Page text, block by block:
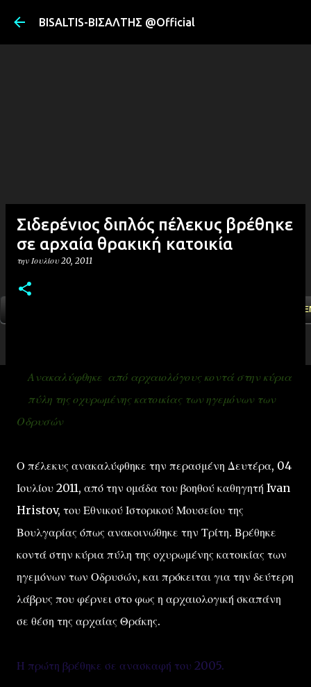
BISALTIS-ΒΙΣΑΛΤΗΣ @Official
Σιδερένιος διπλός πέλεκυς βρέθηκε
σε αρχαία θρακική κατοικία
την Ιουλίου 20, 2011
Ανακαλύφθηκε από αρχαιολόγους κοντά στην κύρια
πύλη της οχυρωμένης κατοικίας των ηγεμόνων των
Οδρυσών
Ο πέλεκυς ανακαλύφθηκε την περασμένη Δευτέρα, 04
Ιουλίου 2011, από την ομάδα του βοηθού καθηγητή Ivan
Hristov, του Εθνικού Ιστορικού Μουσείου της
Βουλγαρίας όπως ανακοινώθηκε την Τρίτη. Βρέθηκε
κοντά στην κύρια πύλη της οχυρωμένης κατοικίας των
ηγεμόνων των Οδρυσών, και πρόκειται για την δεύτερη
λάβρυς που φέρνει στο φως η αρχαιολογική σκαπάνη
σε θέση της αρχαίας Θράκης.
Η πρώτη βρέθηκε σε ανασκαφή του 2005.